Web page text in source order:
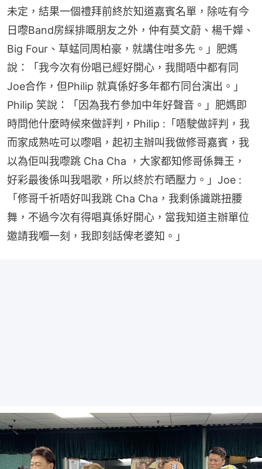
未定，結果一個禮拜前終於知道嘉賓名單，除咗有今
日嚟Band房綵排嘅朋友之外，仲有莫文蔚、楊千嬅、
Big Four、草蜢同周柏豪，就講住咁多先。」肥媽
說：「我今次有份唱已經好開心，我間唔中都有同
Joe合作，但Philip 就真係好多年都冇同台演出。」
Philip 笑說：「因為我冇參加中年好聲音。」肥媽即
時問他什麼時候來做評判，Philip :「唔駛做評判，我
而家成熟咗可以嚟唱，起初主辦叫我做修哥嘉賓，我
以為佢叫我嚟跳 Cha Cha ，大家都知修哥係舞王，
好彩最後係叫我唱歌，所以終於冇晒壓力。」Joe :
「修哥千祈唔好叫我跳 Cha Cha，我剩係識跳扭腰
舞，不過今次有得唱真係好開心，當我知道主辦單位
邀請我嗰一刻，我即刻話俾老婆知。」